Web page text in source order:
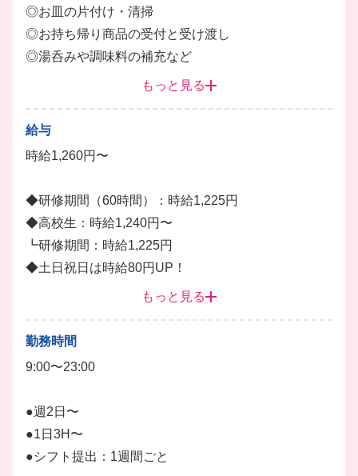
◎お皿の片付け・清掃
◎お持ち帰り商品の受付と受け渡し
◎湯呑みや調味料の補充など
◎簡単な仕込み
◎簡単な調理補助・盛り付け
◎厨房の清掃など
最新システム導入で、お皿の集計や難しい調理もとっ
てもスムーズ！
るので安心してスタートできます。
10代〜20代の学生さんが中心に活躍しているから、
学校以外の友達もたくさんできちゃうかも✨
1週間ごとのシフト制で、テスト期間や遊びの予定も
髪色自由＆ピアスOKなど、自分らしいスタイルのま
ま働けるのも魅力♪
もっと見る
給与
時給1,260円〜
◆研修期間（60時間）：時給1,225円
◆高校生：時給1,240円〜
┗研修期間：時給1,225円
◆土日祝日は時給80円UP！
◆22:00以降は時給25%UP！
もっと見る
勤務時間
9:00〜23:00
●週2日〜
●1日3H〜
●シフト提出：1週間ごと